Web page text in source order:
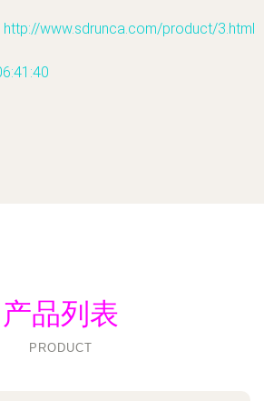
www.sdrunca.com/product/3.html
产品列表
PRODUCT